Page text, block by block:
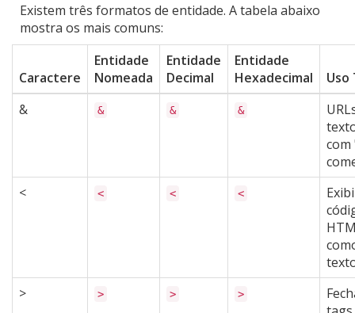
Existem três formatos de entidade. A tabela abaixo
mostra os mais comuns:
Caractere
Entidade
Nomeada
Entidade
Decimal
Entidade
Hexadecimal
Uso
&
& & &
com
<
< < <
>
> > >